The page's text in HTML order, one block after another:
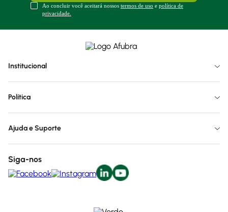
Ao concluir você aceitará nossos termos de uso e política de
privacidade.
Institucional
Política
Ajuda e Suporte
Siga-nos